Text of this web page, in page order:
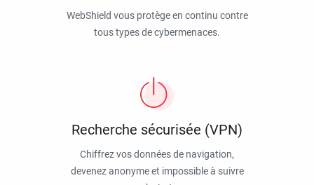
WebShield vous protège en continu contre
tous types de cybermenaces.
Recherche sécurisée (VPN)
Chiffrez vos données de navigation,
devenez anonyme et impossible à suivre